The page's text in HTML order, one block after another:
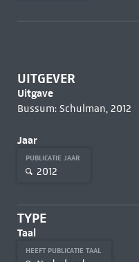
UITGEVER
Uitgave
Bussum: Schulman, 2012
Jaar
PUBLICATIE JAAR
2012
TYPE
Taal
HEEFT PUBLICATIE TAAL